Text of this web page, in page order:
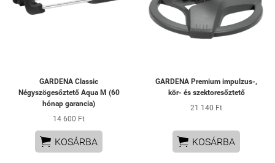
GARDENA Classic
Négyszögesőztető Aqua M (60
hónap garancia)
14 600 Ft
 KOSÁRBA
GARDENA Premium impulzus-,
kör- és szektoresőztető
21 140 Ft
 KOSÁRBA